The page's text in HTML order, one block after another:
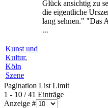
Glück ansichtig zu
die eigentliche
lang sehnen." "Das
...
Kunst und
Kultur,
Köln
Szene
Pagination List Limit
1 - 10 / 41 Einträge
Anzeige #